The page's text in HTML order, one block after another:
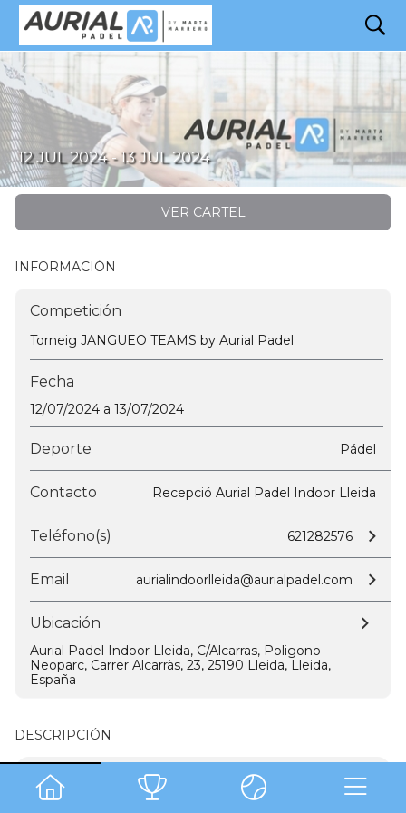
search
12 JUL 2024 - 13 JUL 2024
VER CARTEL
INFORMACIÓN
Competición
Torneig JANGUEO TEAMS by Aurial Padel
Fecha
12/07/2024 a 13/07/2024
Deporte Pádel
Contacto Recepció Aurial Padel Indoor Lleida
Teléfono(s) 621282576
Email aurialindoorlleida@aurialpadel.com
Ubicación
Aurial Padel Indoor Lleida, C/Alcarras, Poligono
Neoparc, Carrer Alcarràs, 23, 25190 Lleida, Lleida,
España
DESCRIPCIÓN
- Torneig per equips de 4 persones
- Partits al millor de 3 sets